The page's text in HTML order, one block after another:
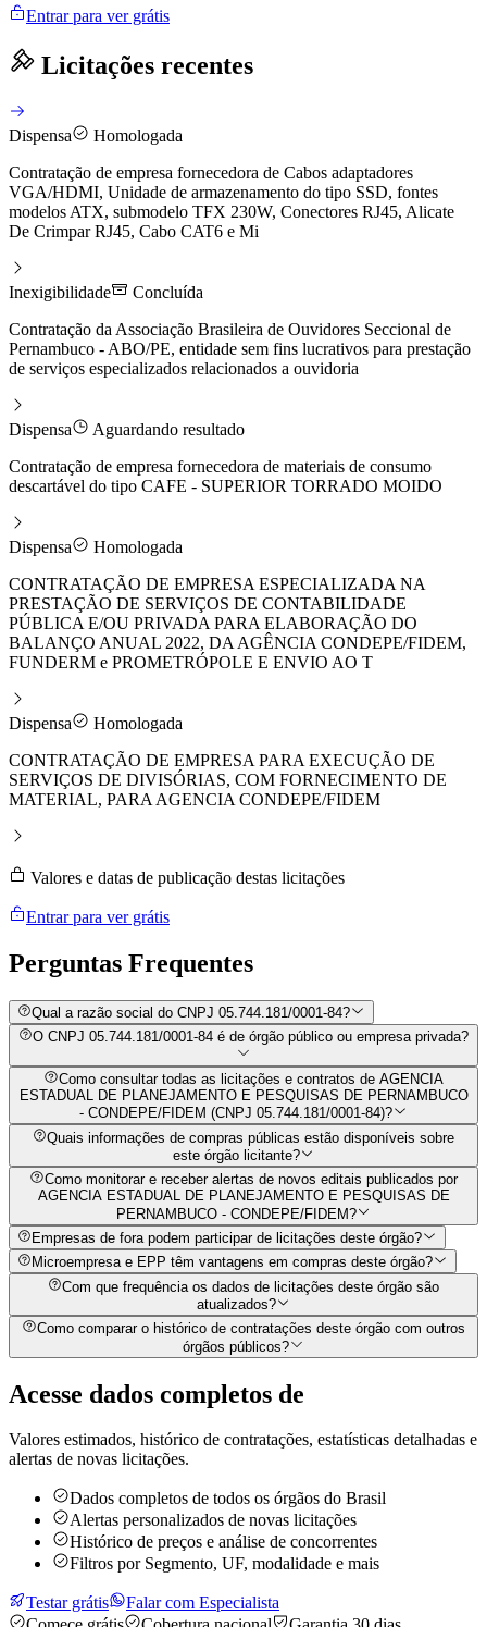
Entrar para ver grátis
Licitações recentes
Dispensa
Homologada
Contratação de empresa fornecedora de Cabos adaptadores
VGA/HDMI, Unidade de armazenamento do tipo SSD, fontes
modelos ATX, submodelo TFX 230W, Conectores RJ45, Alicate
De Crimpar RJ45, Cabo CAT6 e Mi
Inexigibilidade
Concluída
Contratação da Associação Brasileira de Ouvidores Seccional de
Pernambuco - ABO/PE, entidade sem fins lucrativos para prestação
de serviços especializados relacionados a ouvidoria
Dispensa
Aguardando resultado
Contratação de empresa fornecedora de materiais de consumo
descartável do tipo CAFE - SUPERIOR TORRADO MOIDO
Dispensa
Homologada
CONTRATAÇÃO DE EMPRESA ESPECIALIZADA NA
PRESTAÇÃO DE SERVIÇOS DE CONTABILIDADE
PÚBLICA E/OU PRIVADA PARA ELABORAÇÃO DO
BALANÇO ANUAL 2022, DA AGÊNCIA CONDEPE/FIDEM,
FUNDERM e PROMETRÓPOLE E ENVIO AO T
Dispensa
Homologada
CONTRATAÇÃO DE EMPRESA PARA EXECUÇÃO DE
SERVIÇOS DE DIVISÓRIAS, COM FORNECIMENTO DE
MATERIAL, PARA AGENCIA CONDEPE/FIDEM
Valores e datas de publicação destas licitações
Entrar para ver grátis
Perguntas Frequentes
Qual a razão social do CNPJ 05.744.181/0001-84?
O CNPJ 05.744.181/0001-84 é de órgão público ou empresa privada?
Como consultar todas as licitações e contratos de AGENCIA
ESTADUAL DE PLANEJAMENTO E PESQUISAS DE PERNAMBUCO
- CONDEPE/FIDEM (CNPJ 05.744.181/0001-84)?
Quais informações de compras públicas estão disponíveis sobre
este órgão licitante?
Como monitorar e receber alertas de novos editais publicados por
AGENCIA ESTADUAL DE PLANEJAMENTO E PESQUISAS DE
PERNAMBUCO - CONDEPE/FIDEM?
Empresas de fora podem participar de licitações deste órgão?
Microempresa e EPP têm vantagens em compras deste órgão?
Com que frequência os dados de licitações deste órgão são
atualizados?
Como comparar o histórico de contratações deste órgão com outros
órgãos públicos?
Acesse dados completos de
Valores estimados, histórico de contratações, estatísticas detalhadas e
alertas de novas licitações.
Dados completos de todos os órgãos do Brasil
Alertas personalizados de novas licitações
Histórico de preços e análise de concorrentes
Filtros por Segmento, UF, modalidade e mais
Testar grátis
Falar com Especialista